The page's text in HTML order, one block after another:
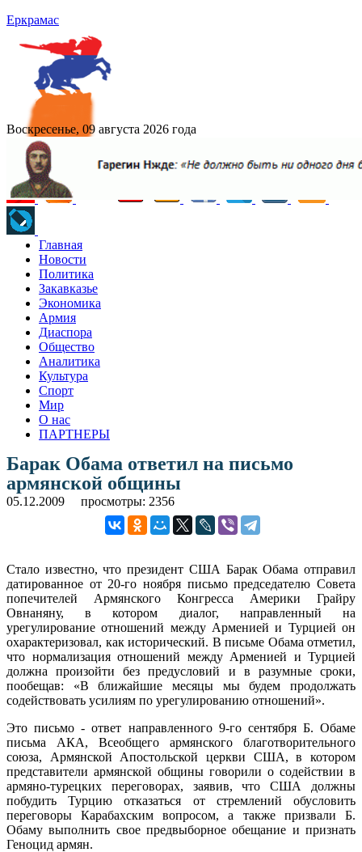
Еркрамас
Воскресенье, 09 августа 2026 года
Главная
Новости
Политика
Закавказье
Экономика
Армия
Диаспора
Общество
Аналитика
Культура
Спорт
Мир
О нас
ПАРТНЕРЫ
Барак Обама ответил на письмо
армянской общины
05.12.2009 просмотры: 2356
Стало известно, что президент США Барак Обама отправил
датированное от 20-го ноября письмо председателю Совета
попечителей Армянского Конгресса Америки Грайру
Овнаняну, в котором диалог, направленный на
урегулирование отношений между Арменией и Турцией он
охарактеризовал, как исторический. В письме Обама отметил,
что нормализация отношений между Арменией и Турцией
должна произойти без предусловий и в разумные сроки,
пообещав: «В ближайшие месяцы мы будем продолжать
содействовать усилиям по урегулированию отношений».
Это письмо - ответ направленного 9-го сентября Б. Обаме
письма АКА, Всеобщего армянского благотворительного
союза, Армянской Апостольской церкви США, в котором
представители армянской общины говорили о содействии в
армяно-турецких переговорах, заявив, что США должны
побудить Турцию отказаться от стремлений обусловить
переговоры Карабахским вопросом, а также призвали Б.
Обаму выполнить свое предвыборное обещание и признать
Геноцид армян.